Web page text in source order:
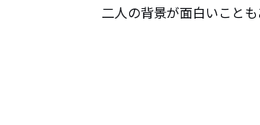
二人の背景が面白いこと